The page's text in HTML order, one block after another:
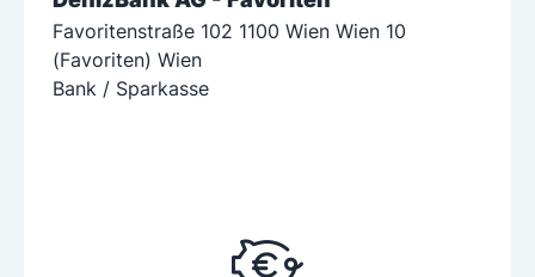
Favoritenstraße 102 1100 Wien Wien 10
(Favoriten) Wien
Bank / Sparkasse